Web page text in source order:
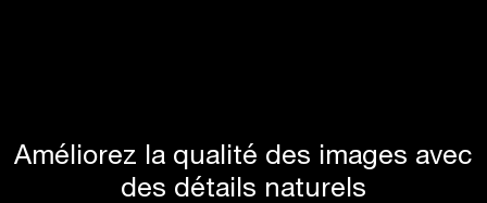
Améliorez la qualité des images avec
des détails naturels